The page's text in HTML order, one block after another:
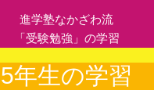
進学塾なかざわ流
「受験勉強」の学習
5年生の学習